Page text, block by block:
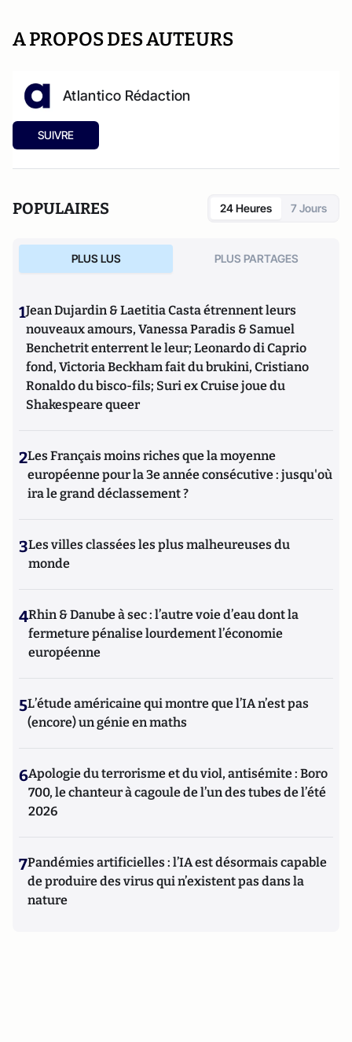
A PROPOS DES AUTEURS
Atlantico Rédaction
SUIVRE
POPULAIRES 24 Heures 7 Jours
PLUS LUS PLUS PARTAGES
1Jean Dujardin & Laetitia Casta étrennent leurs
nouveaux amours, Vanessa Paradis & Samuel
Benchetrit enterrent le leur; Leonardo di Caprio
fond, Victoria Beckham fait du brukini, Cristiano
Ronaldo du bisco-fils; Suri ex Cruise joue du
Shakespeare queer
2Les Français moins riches que la moyenne
européenne pour la 3e année consécutive : jusqu'où
ira le grand déclassement ?
3Les villes classées les plus malheureuses du
monde
4Rhin & Danube à sec : l’autre voie d’eau dont la
fermeture pénalise lourdement l’économie
européenne
5L’étude américaine qui montre que l’IA n’est pas
(encore) un génie en maths
6Apologie du terrorisme et du viol, antisémite : Boro
700, le chanteur à cagoule de l’un des tubes de l’été
2026
7Pandémies artificielles : l’IA est désormais capable
de produire des virus qui n’existent pas dans la
nature